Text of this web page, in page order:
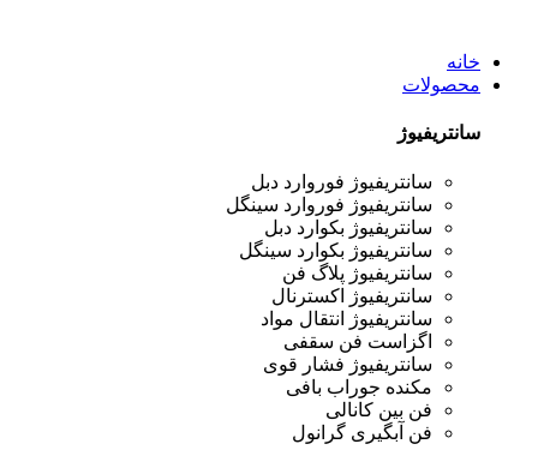
خانه
محصولات
سانتریفیوژ
سانتریفیوژ فوروارد دبل
سانتریفیوژ فوروارد سینگل
سانتریفیوژ بکوارد دبل
سانتریفیوژ بکوارد سینگل
سانتریفیوژ پلاگ فن
سانتریفیوژ اکسترنال
سانتریفیوژ انتقال مواد
اگزاست فن سقفی
سانتریفیوژ فشار قوی
مکنده جوراب بافی
فن بین کانالی
فن آبگیری گرانول